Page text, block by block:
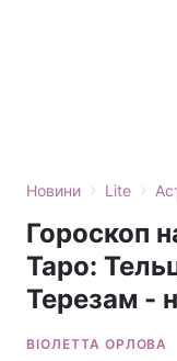
Новини › Lite ›
Гороскоп
Таро:
Терезам -
ВІОЛЕТТА ОРЛОВА